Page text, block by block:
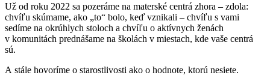
Už od roku 2022 sa pozeráme na materské centrá zhora – zdola:
chvíľu skúmame, ako „to“ bolo, keď vznikali – chvíľu s vami
sedíme na okrúhlych stoloch a chvíľu o aktívnych ženách
v komunitách prednášame na školách v miestach, kde vaše centrá
sú.
A stále hovoríme o starostlivosti ako o hodnote, ktorú nesiete.